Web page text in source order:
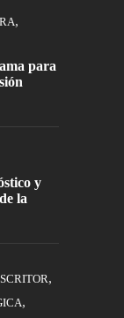
,
para
y
la
,
,